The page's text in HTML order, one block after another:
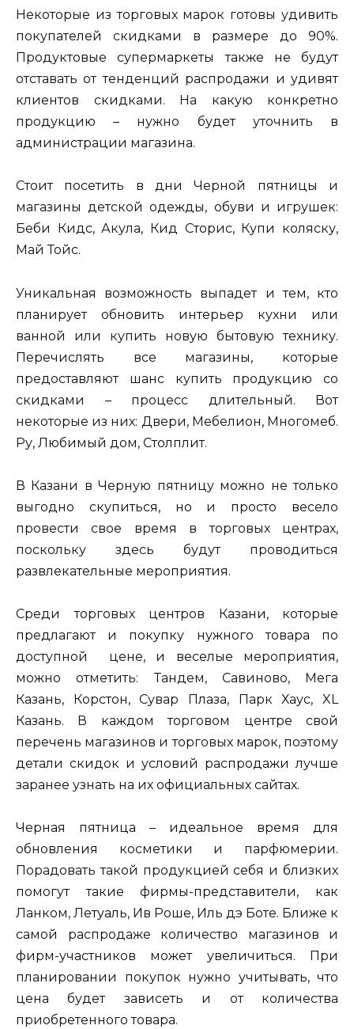
Некоторые из торговых марок готовы удивить
покупателей скидками в размере до 90%.
Продуктовые супермаркеты также не будут
отставать от тенденций распродажи и удивят
клиентов скидками. На какую конкретно
продукцию – нужно будет уточнить в
администрации магазина.
Стоит посетить в дни Черной пятницы и
магазины детской одежды, обуви и игрушек:
Беби Кидс, Акула, Кид Сторис, Купи коляску,
Май Тойс.
Уникальная возможность выпадет и тем, кто
планирует обновить интерьер кухни или
ванной или купить новую бытовую технику.
Перечислять все магазины, которые
предоставляют шанс купить продукцию со
скидками – процесс длительный. Вот
некоторые из них: Двери, Мебелион, Многомеб.
Ру, Любимый дом, Столплит.
В Казани в Черную пятницу можно не только
выгодно скупиться, но и просто весело
провести свое время в торговых центрах,
поскольку здесь будут проводиться
развлекательные мероприятия.
Среди торговых центров Казани, которые
предлагают и покупку нужного товара по
доступной цене, и веселые мероприятия,
можно отметить: Тандем, Савиново, Мега
Казань, Корстон, Сувар Плаза, Парк Хаус, XL
Казань. В каждом торговом центре свой
перечень магазинов и торговых марок, поэтому
детали скидок и условий распродажи лучше
заранее узнать на их официальных сайтах.
Черная пятница – идеальное время для
обновления косметики и парфюмерии.
Порадовать такой продукцией себя и близких
помогут такие фирмы-представители, как
Ланком, Летуаль, Ив Роше, Иль дэ Боте. Ближе к
самой распродаже количество магазинов и
фирм-участников может увеличиться. При
планировании покупок нужно учитывать, что
цена будет зависеть и от количества
приобретенного товара.